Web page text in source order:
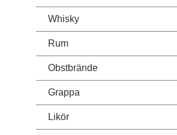
Whisky
Rum
Obstbrände
Grappa
Likör